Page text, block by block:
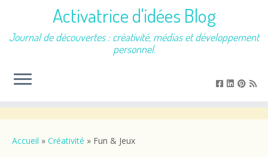
contenu
Activatrice d'idées Blog
Journal de découvertes : créativité, médias et développement
personnel.
Accueil » Créativité » Fun & Jeux